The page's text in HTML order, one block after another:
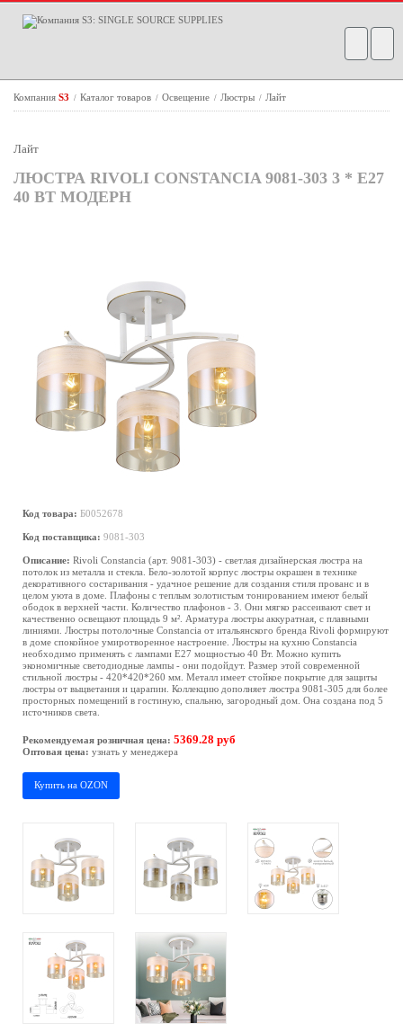
Компания S3 / Каталог товаров / Освещение / Люстры / Лайт
Лайт
ЛЮСТРА RIVOLI CONSTANCIA 9081-303 3 * Е27
40 ВТ МОДЕРН
Код товара: Б0052678
Код поставщика: 9081-303
Описание: Rivoli Constancia (арт. 9081-303) - светлая дизайнерская люстра на
потолок из металла и стекла. Бело-золотой корпус люстры окрашен в технике
декоративного состаривания - удачное решение для создания стиля прованс и в
целом уюта в доме. Плафоны с теплым золотистым тонированием имеют белый
ободок в верхней части. Количество плафонов - 3. Они мягко рассеивают свет и
качественно освещают площадь 9 м². Арматура люстры аккуратная, с плавными
линиями. Люстры потолочные Constancia от итальянского бренда Rivoli формируют
в доме спокойное умиротворенное настроение. Люстры на кухню Constancia
необходимо применять с лампами Е27 мощностью 40 Вт. Можно купить
экономичные светодиодные лампы - они подойдут. Размер этой современной
стильной люстры - 420*420*260 мм. Металл имеет стойкое покрытие для защиты
люстры от выцветания и царапин. Коллекцию дополняет люстра 9081-305 для более
просторных помещений в гостиную, спальню, загородный дом. Она создана под 5
источников света.
Рекомендуемая розничная цена: 5369.28 руб
Оптовая цена: узнать у менеджера
Купить на OZON